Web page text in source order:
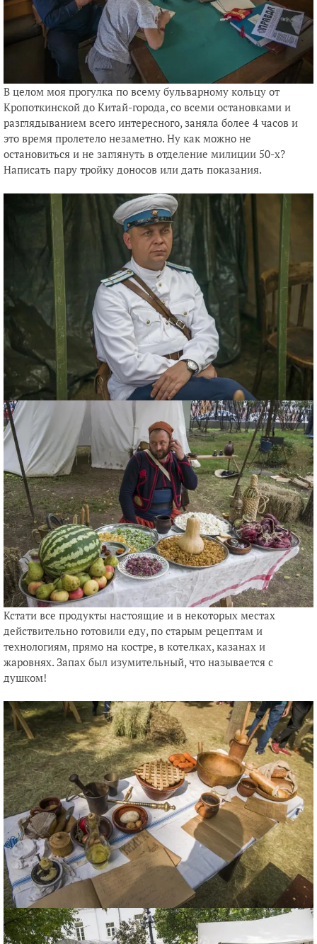
В целом моя прогулка по всему бульварному кольцу от
Кропоткинской до Китай-города, со всеми остановками и
разглядыванием всего интересного, заняла более 4 часов и
это время пролетело незаметно. Ну как можно не
остановиться и не заглянуть в отделение милиции 50-х?
Написать пару тройку доносов или дать показания.
Кстати все продукты настоящие и в некоторых местах
действительно готовили еду, по старым рецептам и
технологиям, прямо на костре, в котелках, казанах и
жаровнях. Запах был изумительный, что называется с
душком!